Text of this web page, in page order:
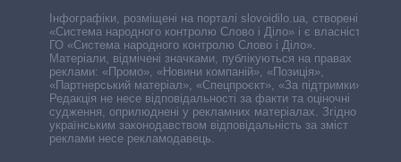
Інфографіки, розміщені на порталі slovoidilo.ua, створені ГО
«Система народного контролю Слово і Діло» і є власністю
ГО «Система народного контролю Слово і Діло».
Матеріали, відмічені значками, публікуються на правах
реклами: «Промо», «Новини компаній», «Позиція»,
«Партнерський матеріал», «Спецпроєкт», «За підтримки».
Редакція не несе відповідальності за факти та оціночні
судження, оприлюднені у рекламних матеріалах. Згідно з
українським законодавством відповідальність за зміст
реклами несе рекламодавець.